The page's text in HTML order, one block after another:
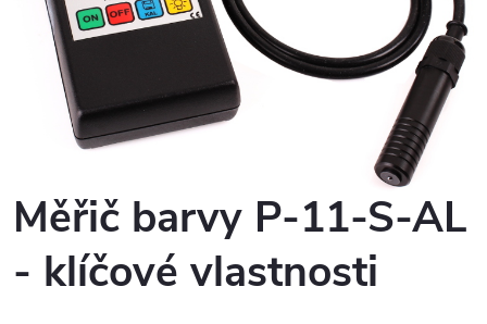
Měřič barvy P-11-S-AL
- klíčové vlastnosti